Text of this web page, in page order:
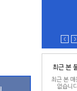
최근 본
최근 본 매
없습니